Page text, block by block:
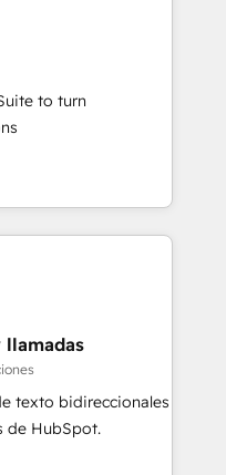
to turn
llamadas
texto bidireccionales
de HubSpot.